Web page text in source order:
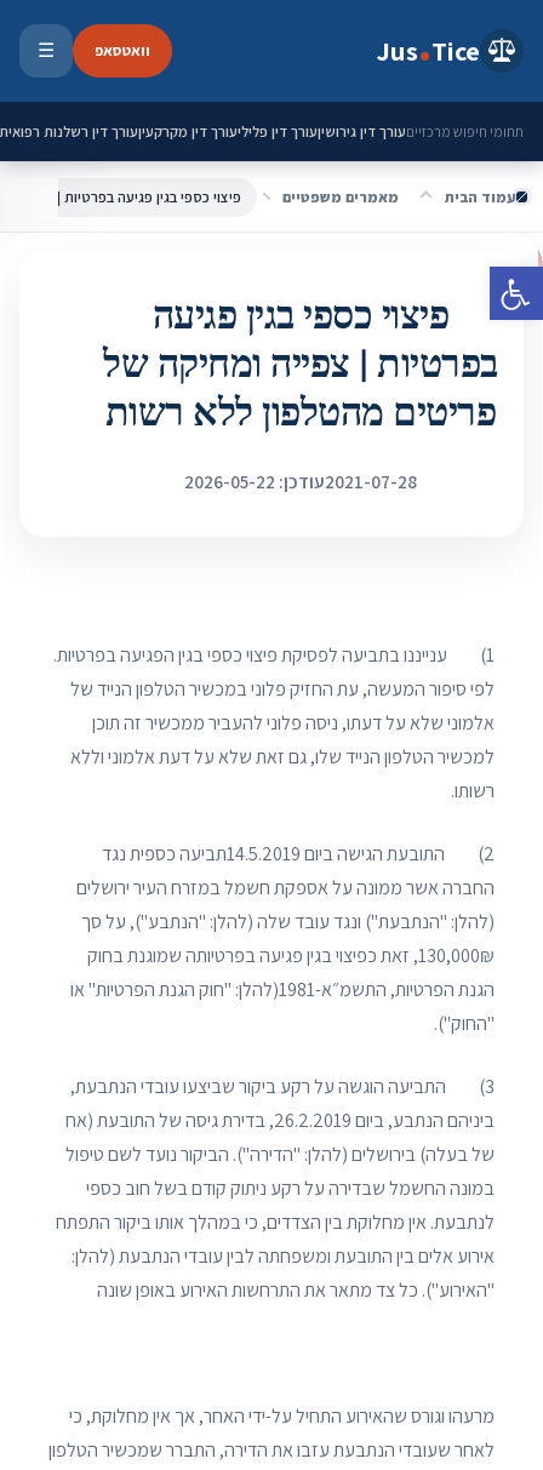
פתח סרגל נגישות
Jus Tice וואטסאפ ☰
תחומי חיפוש מרכזייםעורך דין גירושיןעורך דין פליליעורך דין מקרקעיןעורך דין רשלנות רפואית
עמוד הבית מאמרים משפטיים
פיצוי כספי בגין פגיעה
בפרטיות | צפייה ומחיקה של
פריטים מהטלפון ללא רשות
2021-07-28עודכן: 2026-05-22
1) ענייננו בתביעה לפסיקת פיצוי כספי בגין הפגיעה בפרטיות.
לפי סיפור המעשה, עת החזיק פלוני במכשיר הטלפון הנייד של
אלמוני שלא על דעתו, ניסה פלוני להעביר ממכשיר זה תוכן
למכשיר הטלפון הנייד שלו, גם זאת שלא על דעת אלמוני וללא
רשותו.
2) התובעת הגישה ביום 14.5.2019תביעה כספית נגד
החברה אשר ממונה על אספקת חשמל במזרח העיר ירושלים
(להלן: "הנתבעת") ונגד עובד שלה (להלן: "הנתבע"), על סך
130,000₪, זאת כפיצוי בגין פגיעה בפרטיותה שמוגנת בחוק
הגנת הפרטיות, התשמ״א-1981(להלן: "חוק הגנת הפרטיות" או
"החוק").
3) התביעה הוגשה על רקע ביקור שביצעו עובדי הנתבעת,
ביניהם הנתבע, ביום 26.2.2019, בדירת גיסה של התובעת (אח
של בעלה) בירושלים (להלן: "הדירה"). הביקור נועד לשם טיפול
במונה החשמל שבדירה על רקע ניתוק קודם בשל חוב כספי
לנתבעת. אין מחלוקת בין הצדדים, כי במהלך אותו ביקור התפתח
אירוע אלים בין התובעת ומשפחתה לבין עובדי הנתבעת (להלן:
"האירוע"). כל צד מתאר את התרחשות האירוע באופן שונה
מרעהו וגורס שהאירוע התחיל על-ידי האחר, אך אין מחלוקת, כי
לאחר שעובדי הנתבעת עזבו את הדירה, התברר שמכשיר הטלפון